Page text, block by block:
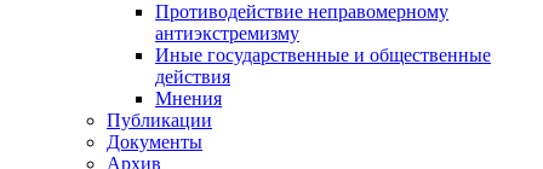
Противодействие неправомерному
антиэкстремизму
Иные государственные и общественные
действия
Мнения
Публикации
Документы
Архив